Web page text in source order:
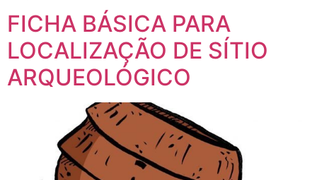
FICHA BÁSICA PARA
LOCALIZAÇÃO DE SÍTIO
ARQUEOLÓGICO